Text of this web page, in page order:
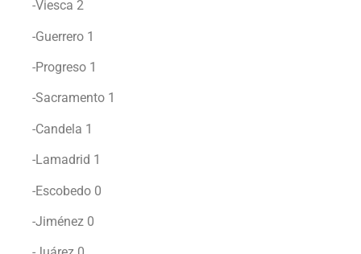
-Viesca 2
-Guerrero 1
-Progreso 1
-Sacramento 1
-Candela 1
-Lamadrid 1
-Escobedo 0
-Jiménez 0